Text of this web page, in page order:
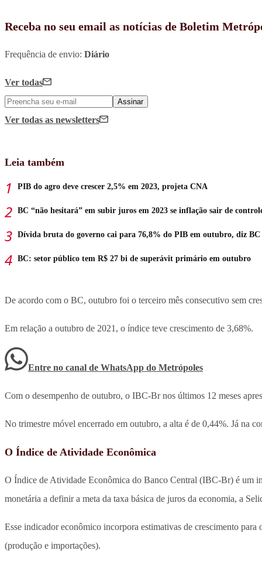
Receba no seu email as notícias de Boletim
Frequência de envio: Diário
Ver todas
Assinar
Ver todas as newsletters
Leia também
PIB do agro deve crescer 2,5% em 2023, projeta CNA
BC “não hesitará” em subir juros em 2023 se inflação sair de
Dívida bruta do governo cai para 76,8% do PIB em outubro, diz BC
BC: setor público tem R$ 27 bi de superávit primário em outubro
De acordo com o BC, outubro foi o terceiro mês consecutivo sem
Em relação a outubro de 2021, o índice teve crescimento de 3,68%.
Entre no canal de WhatsApp do Metrópoles
Com o desempenho de outubro, o IBC-Br nos últimos 12 meses
No trimestre móvel encerrado em outubro, a alta é de 0,44%. Já na
O Índice de Atividade Econômica
O Índice de Atividade Econômica do Banco Central (IBC-Br) é um
monetária a definir a meta da taxa básica de juros da economia, a
Esse indicador econômico incorpora estimativas de crescimento
(produção e importações).